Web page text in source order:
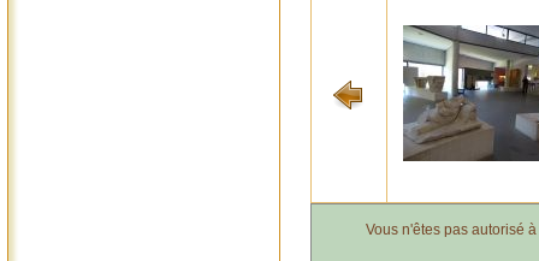
Vous n'êtes pas autorisé